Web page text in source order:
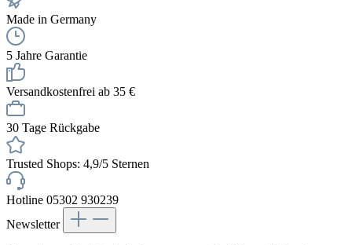
Made in Germany
5 Jahre Garantie
Versandkostenfrei ab 35 €
30 Tage Rückgabe
Trusted Shops: 4,9/5 Sternen
Hotline 05302 930239
Newsletter